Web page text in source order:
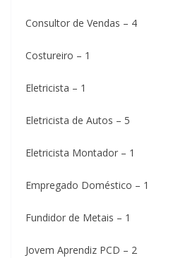
Consultor de Vendas – 4
Costureiro – 1
Eletricista – 1
Eletricista de Autos – 5
Eletricista Montador – 1
Empregado Doméstico – 1
Fundidor de Metais – 1
Jovem Aprendiz PCD – 2